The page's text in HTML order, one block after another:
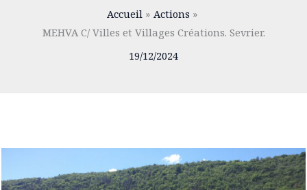
Accueil
Actions
MEHVA C/ Villes et Villages Créations. Sevrier.
19/12/2024